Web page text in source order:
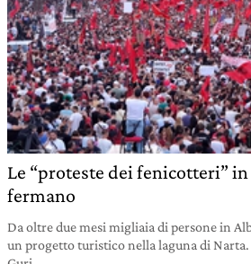
Le “proteste dei fenicotteri”
fermano
Da oltre due mesi migliaia di persone in
un progetto turistico nella laguna di Narta.